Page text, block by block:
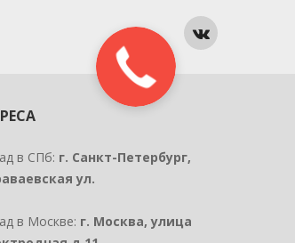
в СПб: г. Санкт-Петербург,
ул.
в Москве: г. Москва, улица